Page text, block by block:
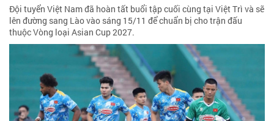
Đội tuyển Việt Nam đã hoàn tất buổi tập cuối cùng tại Việt Trì và sẽ
lên đường sang Lào vào sáng 15/11 để chuẩn bị cho trận đấu
thuộc Vòng loại Asian Cup 2027.